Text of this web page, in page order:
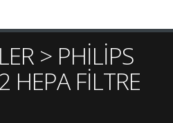
> PHİLİPS
HEPA FİLTRE